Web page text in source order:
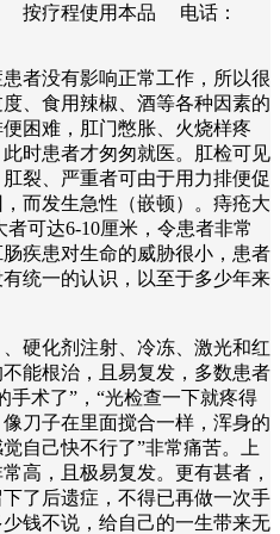
按疗程使用本品 电话：
者没有影响正常工作，所以很
、食用辣椒、酒等各种因素的
困难，肛门憋胀、火烧样疼
时患者才匆匆就医。肛检可见
裂、严重者可由于用力排便促
而发生急性（嵌顿）。痔疮大
可达6-10厘米，令患者非常
疾患对生命的威胁很小，患者
统一的认识，以至于多少年来
硬化剂注射、冷冻、激光和红
能根治，且易复发，多数患者
手术了”，“光检查一下就疼得
刀子在里面搅合一样，浑身的
自己快不行了”非常痛苦。上
高，且极易复发。更有甚者，
了后遗症，不得已再做一次手
钱不说，给自己的一生带来无